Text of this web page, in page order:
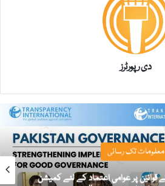
دی رپورٹرز
معلومات تک رسائی
’’معلومات تک رسائی کے قوانین پر عوامی اعتماد کے لئے کمیشن